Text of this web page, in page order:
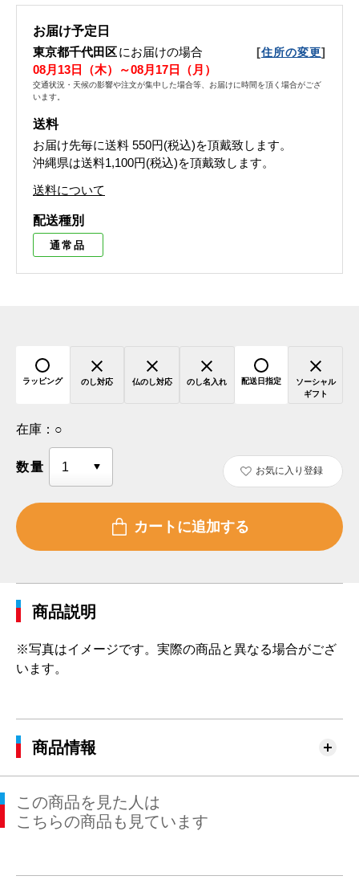
お届け予定日
東京都千代田区にお届けの場合 [住所の変更]
08月13日（木）～08月17日（月）
交通状況・天候の影響や注文が集中した場合等、お届けに時間を頂く場合がござ
います。
送料
お届け先毎に送料 550円(税込)を頂戴致します。
沖縄県は送料1,100円(税込)を頂戴致します。
送料について
配送種別
通常品
ラッピング のし対応 仏のし対応 のし名入れ 配送日指定
ソーシャル
ギフト
在庫： ○
数量 お気に入り登録
商品説明
※写真はイメージです。実際の商品と異なる場合がござ
います。
商品情報
この商品を見た人は
こちらの商品も見ています